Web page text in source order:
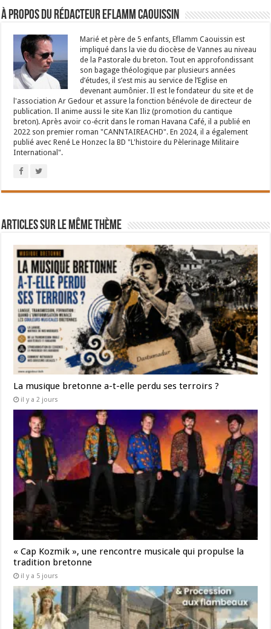
À propos du rédacteur Eflamm Caouissin
Marié et père de 5 enfants, Eflamm Caouissin est
impliqué dans la vie du diocèse de Vannes au niveau
de la Pastorale du breton. Tout en approfondissant
son bagage théologique par plusieurs années
d’études, il s’est mis au service de l’Eglise en
devenant aumônier. Il est le fondateur du site et de
l'association Ar Gedour et assure la fonction bénévole de directeur de
publication. Il anime aussi le site Kan Iliz (promotion du cantique
breton). Après avoir co-écrit dans le roman Havana Café, il a publié en
2022 son premier roman "CANNTAIREACHD". En 2024, il a également
publié avec René Le Honzec la BD "L'histoire du Pèlerinage Militaire
International".
Articles sur le même thème
La musique bretonne a-t-elle perdu ses terroirs ?
il y a 2 jours
« Cap Kozmik », une rencontre musicale qui propulse la
tradition bretonne
il y a 5 jours